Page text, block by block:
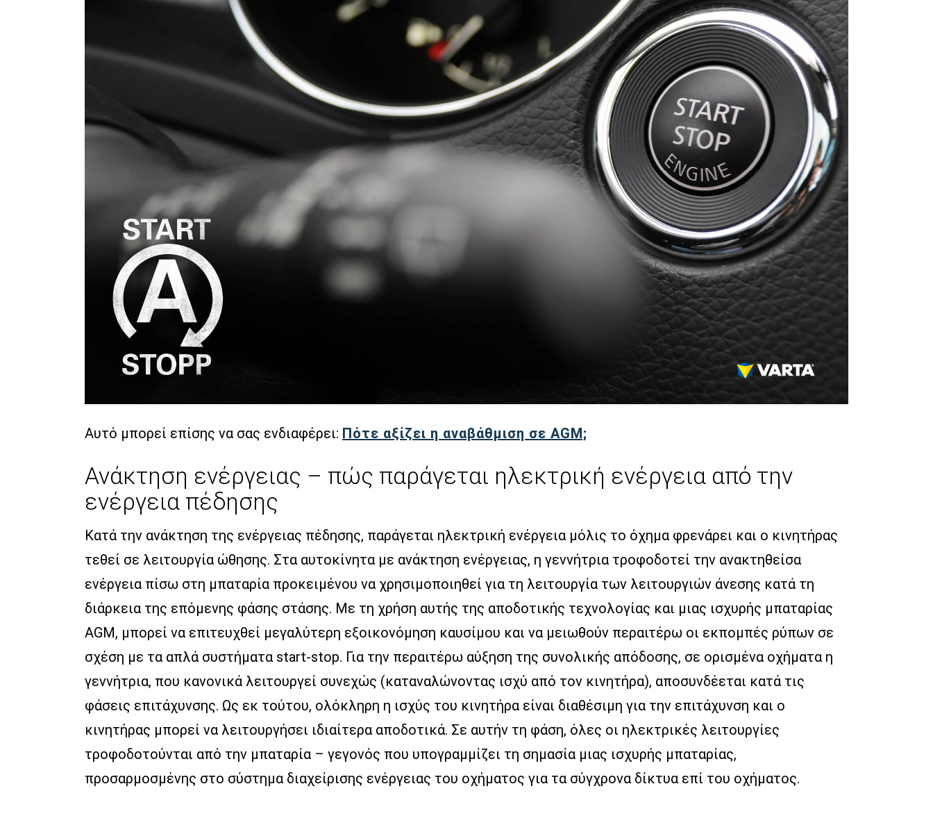
Αυτό μπορεί επίσης να σας ενδιαφέρει: Πότε αξίζει η αναβάθμιση σε AGM;
Ανάκτηση ενέργειας – πώς παράγεται ηλεκτρική ενέργεια από την
ενέργεια πέδησης
Κατά την ανάκτηση της ενέργειας πέδησης, παράγεται ηλεκτρική ενέργεια μόλις το όχημα φρενάρει και ο κινητήρας
τεθεί σε λειτουργία ώθησης. Στα αυτοκίνητα με ανάκτηση ενέργειας, η γεννήτρια τροφοδοτεί την ανακτηθείσα
ενέργεια πίσω στη μπαταρία προκειμένου να χρησιμοποιηθεί για τη λειτουργία των λειτουργιών άνεσης κατά τη
διάρκεια της επόμενης φάσης στάσης. Με τη χρήση αυτής της αποδοτικής τεχνολογίας και μιας ισχυρής μπαταρίας
AGM, μπορεί να επιτευχθεί μεγαλύτερη εξοικονόμηση καυσίμου και να μειωθούν περαιτέρω οι εκπομπές ρύπων σε
σχέση με τα απλά συστήματα start-stop. Για την περαιτέρω αύξηση της συνολικής απόδοσης, σε ορισμένα οχήματα η
γεννήτρια, που κανονικά λειτουργεί συνεχώς (καταναλώνοντας ισχύ από τον κινητήρα), αποσυνδέεται κατά τις
φάσεις επιτάχυνσης. Ως εκ τούτου, ολόκληρη η ισχύς του κινητήρα είναι διαθέσιμη για την επιτάχυνση και ο
κινητήρας μπορεί να λειτουργήσει ιδιαίτερα αποδοτικά. Σε αυτήν τη φάση, όλες οι ηλεκτρικές λειτουργίες
τροφοδοτούνται από την μπαταρία – γεγονός που υπογραμμίζει τη σημασία μιας ισχυρής μπαταρίας,
προσαρμοσμένης στο σύστημα διαχείρισης ενέργειας του οχήματος για τα σύγχρονα δίκτυα επί του οχήματος.